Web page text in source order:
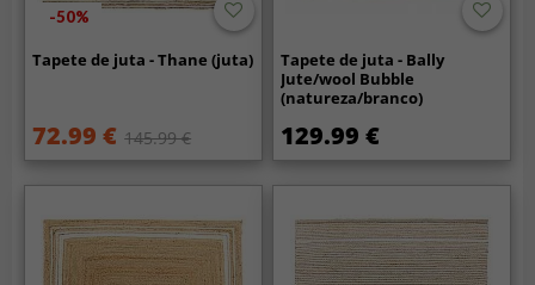
-50%
Tapete de juta - Thane (juta)
72.99 € 145.99 €
Tapete de juta - Bally
Jute/wool Bubble
(natureza/branco)
129.99 €